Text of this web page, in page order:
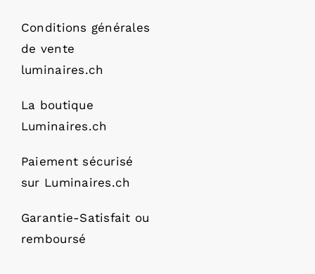
Conditions générales
de vente
luminaires.ch
La boutique
Luminaires.ch
Paiement sécurisé
sur Luminaires.ch
Garantie-Satisfait ou
remboursé